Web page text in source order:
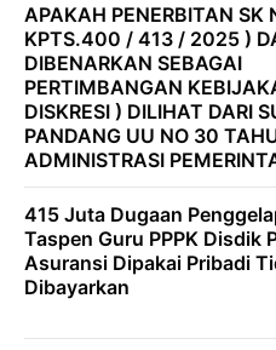
APAKAH PENERBITAN SK
KPTS.400 / 413 / 2025 )
DIBENARKAN SEBAGAI
PERTIMBANGAN
DISKRESI ) DILIHAT DARI
PANDANG UU NO 30
ADMINISTRASI
415 Juta Dugaan
Taspen Guru PPPK Disdik
Asuransi Dipakai Pribadi
Dibayarkan